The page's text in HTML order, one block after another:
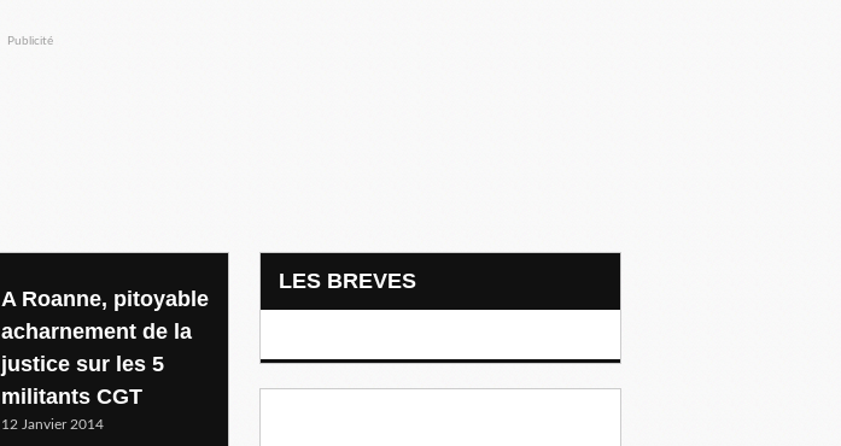
Publicité
A Roanne, pitoyable
acharnement de la
justice sur les 5
militants CGT
12 Janvier 2014
LES BREVES